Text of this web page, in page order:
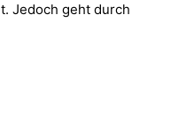
Jedoch geht durch